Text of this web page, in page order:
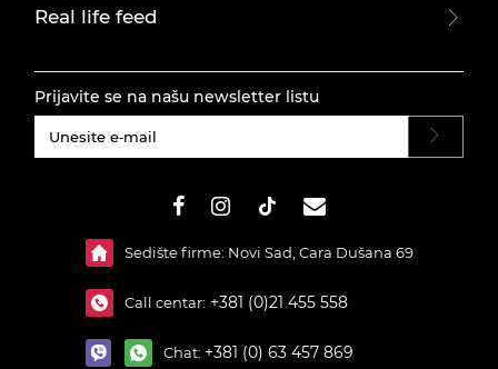
Real life feed
Prijavite se na našu newsletter listu
Sedište firme: Novi Sad, Cara Dušana 69
Call centar: +381 (0)21 455 558
Chat: +381 (0) 63 457 869